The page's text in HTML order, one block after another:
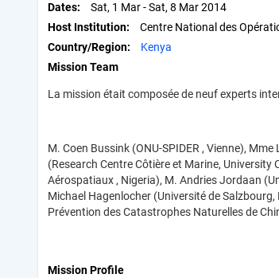
Dates Sat, 1 Mar-Sat, 8 Mar 2014
Host Institution
Centre National des
Country/Region
Kenya
Mission Team
La mission était composée de neuf experts
M. Coen Bussink (ONU-SPIDER , Vienne),
(Research Centre Côtière et Marine, University
Aérospatiaux , Nigeria), M. Andries Jordaan
Michael Hagenlocher (Université de
Prévention des Catastrophes Naturelles de
Mission Profile